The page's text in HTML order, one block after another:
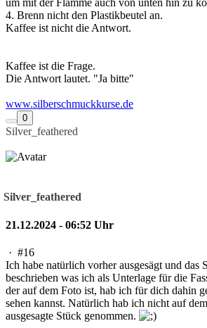
um mit der Flamme auch von unten hin zu
4. Brenn nicht den Plastikbeutel an.
Kaffee ist nicht die Antwort.
Kaffee ist die Frage.
Die Antwort lautet. "Ja bitte"
www.silberschmuckkurse.de
0
Silver_feathered
Silver_feathered
21.12.2024 - 06:52 Uhr
· #16
Ich habe natürlich vorher ausgesägt und das
beschrieben was ich als Unterlage für die
der auf dem Foto ist, hab ich für dich dahin
sehen kannst. Natürlich hab ich nicht auf
ausgesagte Stück genommen.